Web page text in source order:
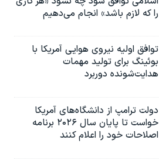
را که لازم باشد» انجام می‌دهیم
توافق اولیه نیروی هوایی آمریکا با
بوئينگ برای تولید مهمات
هدایت‌شونده دوربرد
دولت ترامپ از دانشگاه‌های آمریکا
خواست تا پایان سال ۲۰۲۶ برنامه
اصلاحات خود را اعلام کنند